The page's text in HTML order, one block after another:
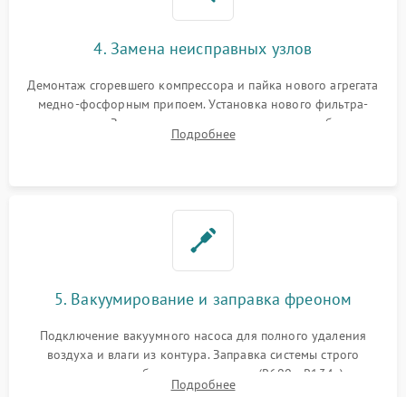
4. Замена неисправных узлов
Демонтаж сгоревшего компрессора и пайка нового агрегата
медно-фосфорным припоем. Установка нового фильтра-
осушителя. Замена изношенных вентиляторов обдува,
сломанных заслонок или поврежденных дверных петель.
Подробнее
5. Вакуумирование и заправка фреоном
Подключение вакуумного насоса для полного удаления
воздуха и влаги из контура. Заправка системы строго
дозированным объемом хладагента (R600a, R134a) по
электронным весам. Контроль рабочего давления в системе.
Подробнее